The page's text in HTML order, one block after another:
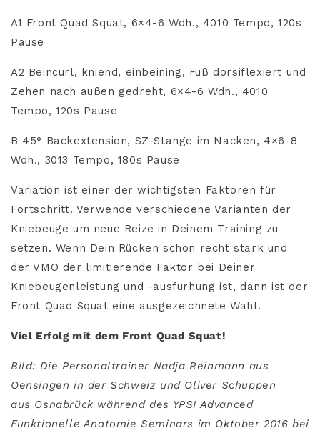
A1 Front Quad Squat, 6×4-6 Wdh., 4010 Tempo, 120s
Pause
A2 Beincurl, kniend, einbeining, Fuß dorsiflexiert und
Zehen nach außen gedreht, 6×4-6 Wdh., 4010
Tempo, 120s Pause
B 45° Backextension, SZ-Stange im Nacken, 4×6-8
Wdh., 3013 Tempo, 180s Pause
Variation ist einer der wichtigsten Faktoren für
Fortschritt. Verwende verschiedene Varianten der
Kniebeuge um neue Reize in Deinem Training zu
setzen. Wenn Dein Rücken schon recht stark und
der VMO der limitierende Faktor bei Deiner
Kniebeugenleistung und -ausfürhung ist, dann ist der
Front Quad Squat eine ausgezeichnete Wahl.
Viel Erfolg mit dem Front Quad Squat!
Bild: Die Personaltrainer Nadja Reinmann aus
Oensingen in der Schweiz und Oliver Schuppen
aus Osnabrück während des YPSI Advanced
Funktionelle Anatomie Seminars im Oktober 2016 bei